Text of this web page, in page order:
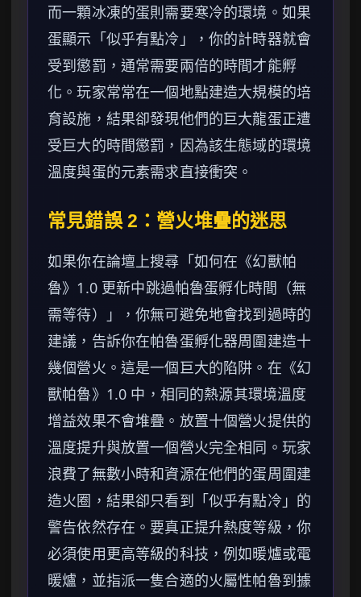
而一顆冰凍的蛋則需要寒冷的環境。如果
蛋顯示「似乎有點冷」，你的計時器就會
受到懲罰，通常需要兩倍的時間才能孵
化。玩家常常在一個地點建造大規模的培
育設施，結果卻發現他們的巨大龍蛋正遭
受巨大的時間懲罰，因為該生態域的環境
溫度與蛋的元素需求直接衝突。
常見錯誤 2：營火堆疊的迷思
如果你在論壇上搜尋「如何在《幻獸帕
魯》1.0 更新中跳過帕魯蛋孵化時間（無
需等待）」，你無可避免地會找到過時的
建議，告訴你在帕魯蛋孵化器周圍建造十
幾個營火。這是一個巨大的陷阱。在《幻
獸帕魯》1.0 中，相同的熱源其環境溫度
增益效果不會堆疊。放置十個營火提供的
溫度提升與放置一個營火完全相同。玩家
浪費了無數小時和資源在他們的蛋周圍建
造火圈，結果卻只看到「似乎有點冷」的
警告依然存在。要真正提升熱度等級，你
必須使用更高等級的科技，例如暖爐或電
暖爐，並指派一隻合適的火屬性帕魯到據